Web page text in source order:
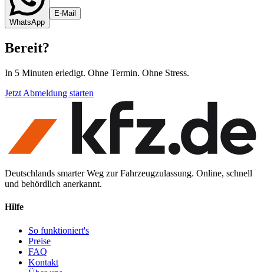
WhatsApp
E-Mail
Bereit?
In 5 Minuten erledigt. Ohne Termin. Ohne Stress.
Jetzt Abmeldung starten
Deutschlands smarter Weg zur Fahrzeugzulassung. Online, schnell
und behördlich anerkannt.
Hilfe
So funktioniert's
Preise
FAQ
Kontakt